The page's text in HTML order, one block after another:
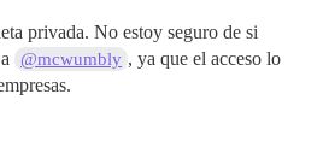
privada. No estoy seguro de si
@mcwumbly , ya que el acceso lo